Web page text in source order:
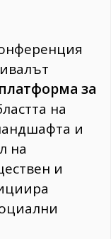
за
на
и
на
и